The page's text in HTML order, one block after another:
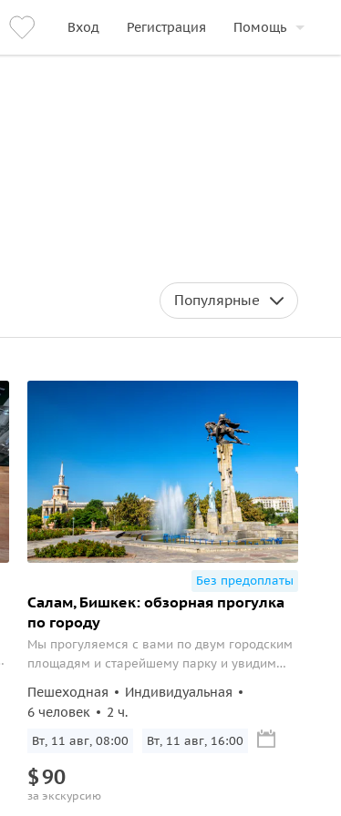
Вход Регистрация Помощь
Популярные
Без предоплаты
Салам, Бишкек: обзорная прогулка
по городу
Мы прогуляемся с вами по двум городским
площадям и старейшему парку и увидим
Пешеходная
Индивидуальная
6 человек
2 ч.
Вт, 11 авг, 08:00 Вт, 11 авг, 16:00
$90
за экскурсию